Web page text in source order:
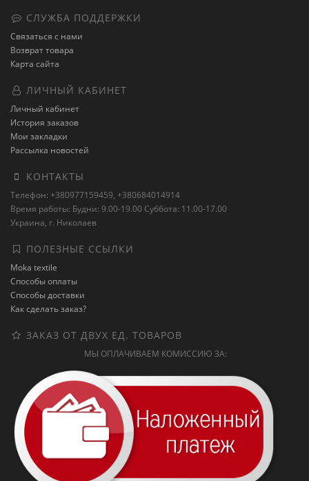
СЛУЖБА ПОДДЕРЖКИ
Связаться с нами
Возврат товара
Карта сайта
ЛИЧНЫЙ КАБИНЕТ
Личный кабинет
История заказов
Мои закладки
Рассылка новостей
КОНТАКТЫ
Телефон: +380977159459, +380684014914
Время работы: Будни: 9.00-19.00 Суббота: 11.00-17.00
Украина, г. Николаев
ПОЛЕЗНЫЕ ССЫЛКИ
Moka textile
Способы оплаты
Способы доставки
Как сделать заказ?
ЗАКАЗ ОТ ДВУХ ЕД. ТОВАРОВ
МЫ ОПЛАЧИВАЕМ КОМИССИЮ ЗА: